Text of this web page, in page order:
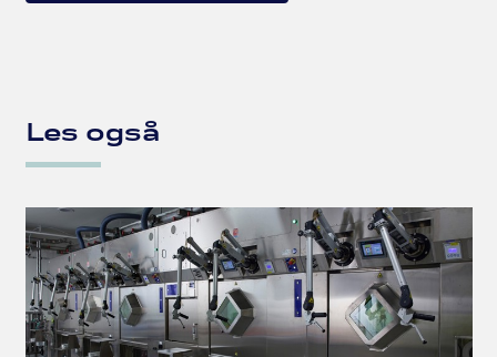
Les også